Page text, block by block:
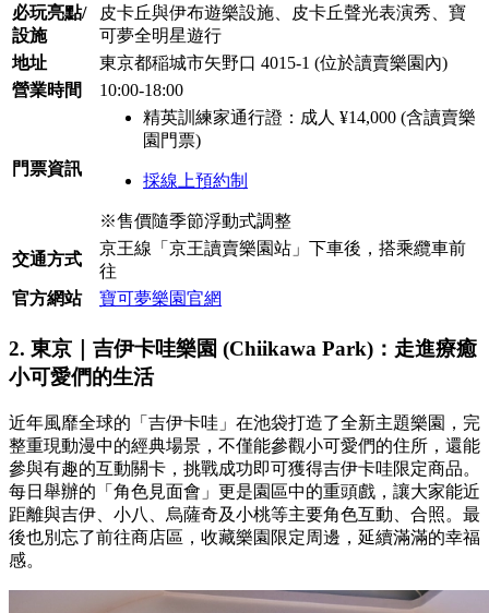
必玩亮點/
設施
皮卡丘與伊布遊樂設施、皮卡丘聲光表演秀、寶
可夢全明星遊行
地址
東京都稲城市矢野口 4015-1 (位於讀賣樂園內)
營業時間
10:00-18:00
門票資訊
精英訓練家通行證：成人 ¥14,000 (含讀賣樂
園門票)
採線上預約制
※售價隨季節浮動式調整
交通方式
京王線「京王讀賣樂園站」下車後，搭乘纜車前
往
官方網站
寶可夢樂園官網
2. 東京｜吉伊卡哇樂園 (Chiikawa Park)：走進療癒
小可愛們的生活
近年風靡全球的「吉伊卡哇」在池袋打造了全新主題樂園，完
整重現動漫中的經典場景，不僅能參觀小可愛們的住所，還能
參與有趣的互動關卡，挑戰成功即可獲得吉伊卡哇限定商品。
每日舉辦的「角色見面會」更是園區中的重頭戲，讓大家能近
距離與吉伊、小八、烏薩奇及小桃等主要角色互動、合照。最
後也別忘了前往商店區，收藏樂園限定周邊，延續滿滿的幸福
感。